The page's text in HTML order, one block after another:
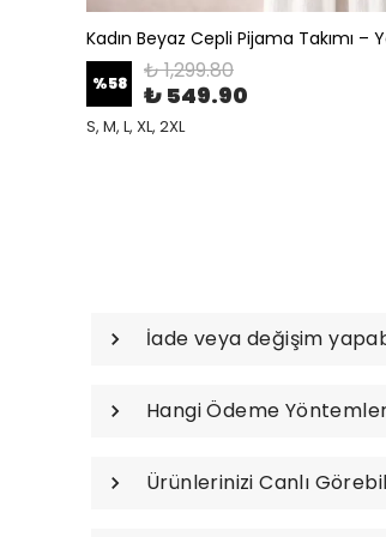
%58 ₺ 1,299.80
₺ 549.90
S, M, L, XL, 2XL
İade veya değişim
Hangi Ödeme
Ürünlerinizi Canlı